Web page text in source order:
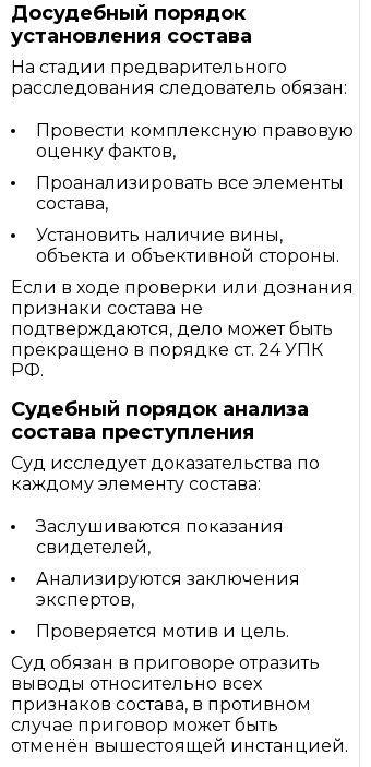
Досудебный порядок
установления состава
На стадии предварительного
расследования следователь обязан:
Провести комплексную правовую
оценку фактов,
Проанализировать все элементы
состава,
Установить наличие вины,
объекта и объективной стороны.
Если в ходе проверки или дознания
признаки состава не
подтверждаются, дело может быть
прекращено в порядке ст. 24 УПК
РФ.
Судебный порядок анализа
состава преступления
Суд исследует доказательства по
каждому элементу состава:
Заслушиваются показания
свидетелей,
Анализируются заключения
экспертов,
Проверяется мотив и цель.
Суд обязан в приговоре отразить
выводы относительно всех
признаков состава, в противном
случае приговор может быть
отменён вышестоящей инстанцией.